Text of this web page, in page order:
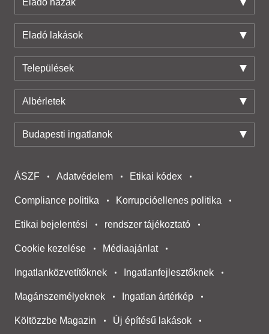
Eladó lakások
Települések
Albérletek
Budapesti ingatlanok
ÁSZF Adatvédelem Etikai kódex
Compliance politika Korrupcióellenes politika
Etikai bejelentési rendszer tájékoztató
Cookie kezelése Médiaajánlat
Ingatlanközvetítőknek Ingatlanfejlesztőknek
Magánszemélyeknek Ingatlan ártérkép
Költözzbe Magazin Új építésű lakások